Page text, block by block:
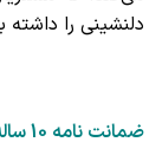
دلنشینی را
ضمانت نامه 10 ساله